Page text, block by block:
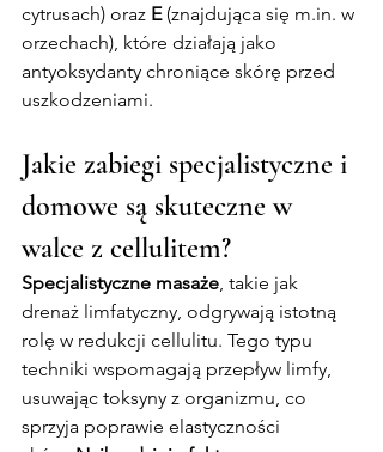
cytrusach) oraz E (znajdująca się m.in. w
orzechach), które działają jako
antyoksydanty chroniące skórę przed
uszkodzeniami.
Jakie zabiegi specjalistyczne i
domowe są skuteczne w
walce z cellulitem?
Specjalistyczne masaże, takie jak
drenaż limfatyczny, odgrywają istotną
rolę w redukcji cellulitu. Tego typu
techniki wspomagają przepływ limfy,
usuwając toksyny z organizmu, co
sprzyja poprawie elastyczności